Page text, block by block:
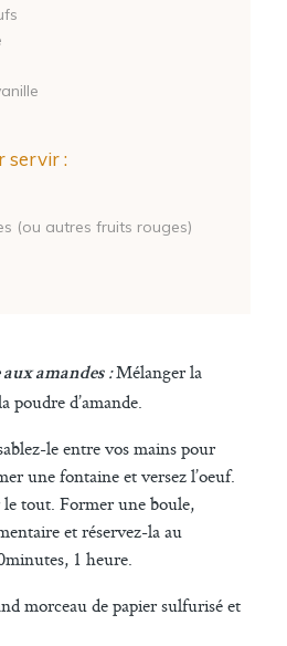
servir :
(ou autres fruits rouges)
amandes:Mélanger la
poudre d’amande.
le entre vos mains pour
une fontaine et versez l’oeuf.
tout. Former une boule,
et réservez-la au
1 heure.
morceau de papier sulfurisé et